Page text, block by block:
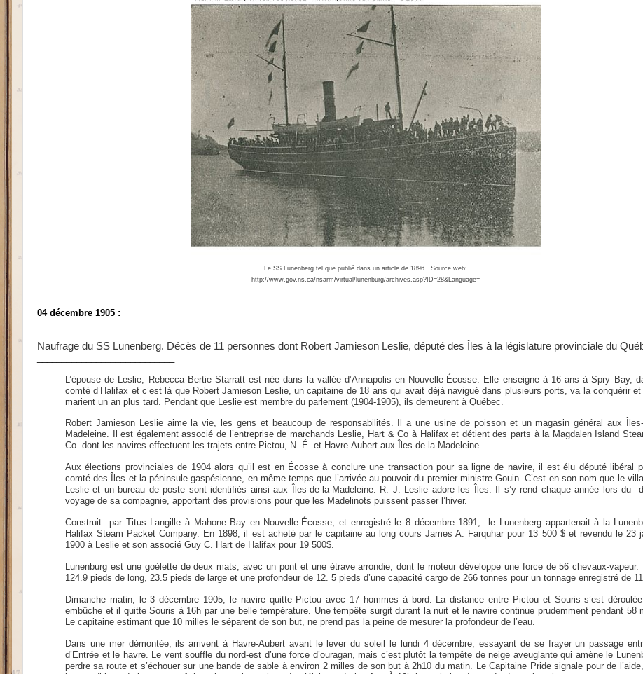
Le SS Lunenberg tel que publié dans un article de 1896. Source web:
http://www.gov.ns.ca/nsarm/virtual/lunenburg/archives.asp?ID=28&Language=
04décembre 1905 :
Naufrage du SS Lunenberg. Décès de 11 personnes dont Robert Jamieson Leslie, député des Îles à la législature provinciale du
L’épouse de Leslie, Rebecca Bertie Starratt est née dans la vallée d’Annapolis en Nouvelle-Écosse. Elle enseigne à 16 ans à Spry Bay,
comté d’Halifax et c’est là que Robert Jamieson Leslie, un capitaine de 18 ans qui avait déjà navigué dans plusieurs ports, va la conquérir
marient un an plus tard. Pendant que Leslie est membre du parlement (1904-1905), ils demeurent à Québec.
Robert Jamieson Leslie aime la vie, les gens et beaucoup de responsabilités. Il a une usine de poisson et un magasin général aux
Madeleine. Il est également associé de l’entreprise de marchands Leslie, Hart & Co à Halifax et détient des parts à la Magdalen Island
Co. dont les navires effectuent les trajets entre Pictou, N.-É. et Havre-Aubert aux Îles-de-la-Madeleine.
Aux élections provinciales de 1904 alors qu’il est en Écosse à conclure une transaction pour sa ligne de navire, il est élu député libéral
comté des Îles et la péninsule gaspésienne, en même temps que l’arrivée au pouvoir du premier ministre Gouin. C’est en son nom que le
Leslie et un bureau de poste sont identifiés ainsi aux Îles-de-la-Madeleine. R. J. Leslie adore les Îles. Il s’y rend chaque année lors du
voyage de sa compagnie, apportant des provisions pour que les Madelinots puissent passer l’hiver.
Construit par Titus Langille à Mahone Bay en Nouvelle-Écosse, et enregistré le 8 décembre 1891, le Lunenberg appartenait à la
Halifax Steam Packet Company. En 1898, il est acheté par le capitaine au long cours James A. Farquhar pour 13 500 $ et revendu le 23
1900 à Leslie et son associé Guy C. Hart de Halifax pour 19 500$.
Lunenburg est une goélette de deux mats, avec un pont et une étrave arrondie, dont le moteur développe une force de 56 chevaux-vapeur.
124.9 pieds de long, 23.5 pieds de large et une profondeur de 12. 5 pieds d’une capacité cargo de 266 tonnes pour un tonnage enregistré de
Dimanche matin, le 3 décembre 1905, le navire quitte Pictou avec 17 hommes à bord. La distance entre Pictou et Souris s’est
embûche et il quitte Souris à 16h par une belle température. Une tempête surgit durant la nuit et le navire continue prudemment pendant 58
Le capitaine estimant que 10 milles le séparent de son but, ne prend pas la peine de mesurer la profondeur de l’eau.
Dans une mer démontée, ils arrivent à Havre-Aubert avant le lever du soleil le lundi 4 décembre, essayant de se frayer un passage
d’Entrée et le havre. Le vent souffle du nord-est d’une force d’ouragan, mais c’est plutôt la tempête de neige aveuglante qui amène le
perdre sa route et s’échouer sur une bande de sable à environ 2 milles de son but à 2h10 du matin. Le Capitaine Pride signale pour de